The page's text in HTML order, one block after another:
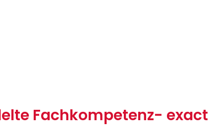
Fachkompetenz-